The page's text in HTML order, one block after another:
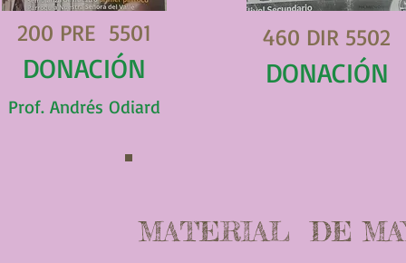
200 PRE 5501
DONACIÓN
Prof. Andrés Odiard
460 DIR 5502
DONACIÓN
MATERIAL DE